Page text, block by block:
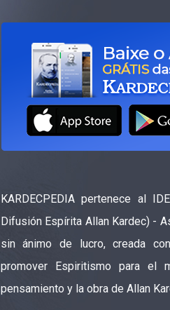
KARDECPEDIA pertenece al
Difusión Espírita Allan Kardec) -
sin ánimo de lucro, creada
promover Espiritismo para el
pensamiento y la obra de Allan